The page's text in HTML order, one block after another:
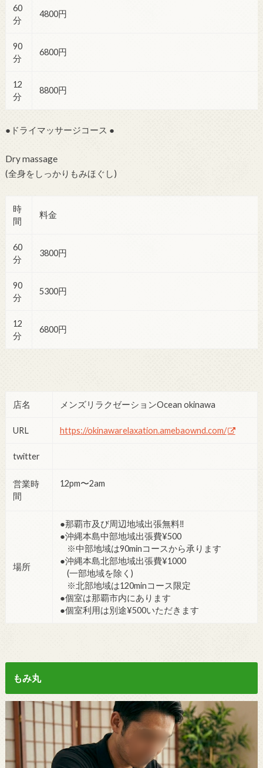
60
分
4800円
90
分
6800円
12
分
8800円
●ドライマッサージコース ●
Dry massage
(全身をしっかりもみほぐし)
時
間
料金
60
分
3800円
90
分
5300円
12
分
6800円
店名 メンズリラクゼーションOcean okinawa
URL https://okinawarelaxation.amebaownd.com/
twitter
営業時
間
12pm〜2am
場所
●那覇市及び周辺地域出張無料‼︎
●沖縄本島中部地域出張費¥500
※中部地域は90minコースから承ります
●沖縄本島北部地域出張費¥1000
(一部地域を除く)
※北部地域は120minコース限定
●個室は那覇市内にあります
●個室利用は別途¥500いただきます
もみ丸